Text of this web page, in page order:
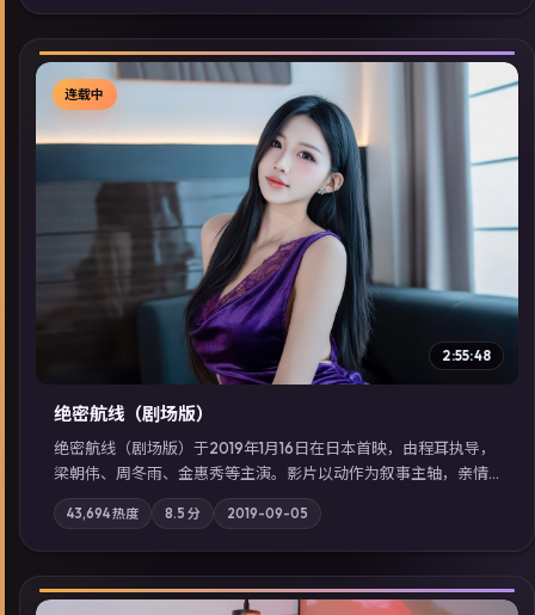
检索同类型高分佳作，畅享高清在线追剧体验。
▶
连载中
2:55:48
绝密航线（剧场版）
绝密航线（剧场版）于2019年1月16日在日本首映，由程耳执导，
梁朝伟、周冬雨、金惠秀等主演。影片以动作为叙事主轴，亲情
与职责必须在倒计时结束前做出抉择；摄影与配乐强化地域气
质；站内亦可通过「国产免费观看高清电视剧在线看」延展检索
同类型高分佳作，畅享高清在线追剧体验。
43,694热度 8.5 分 2019-09-05